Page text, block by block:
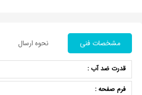
مشخصات فنی نحوه ارسال
قدرت ضد آب :
فرم صفحه :